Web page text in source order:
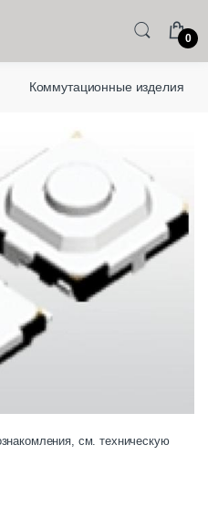
0
Коммутационные изделия
см. техническую